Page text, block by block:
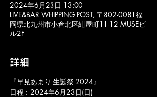
2024年6月23日 13:00
LIVE&BAR WHIPPING POST, 〒802-0081福
岡県北九州市小倉北区紺屋町11-12 MUSEビ
ル2F
詳細
『早見あまり 生誕祭 2024』
日程：2024年6月23日(日)